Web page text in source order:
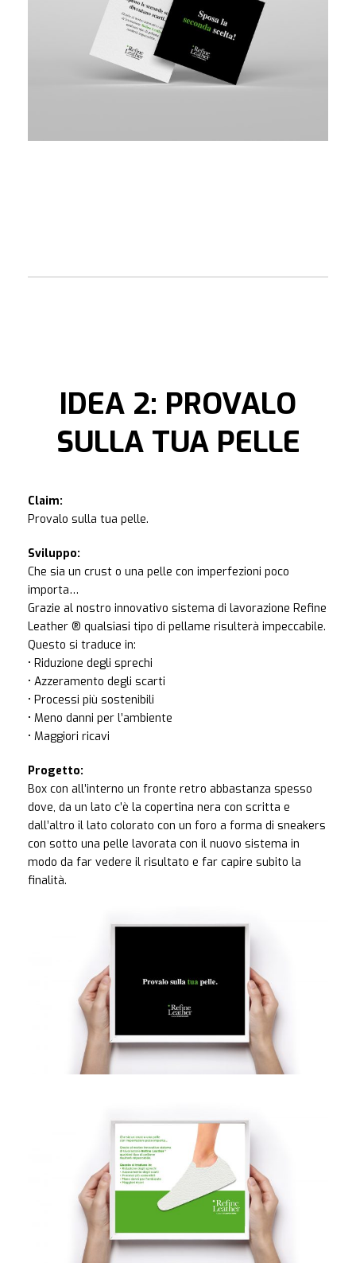
IDEA 2: PROVALO
SULLA TUA PELLE
Claim:
Provalo sulla tua pelle.
Sviluppo:
Che sia un crust o una pelle con imperfezioni poco
importa…
Grazie al nostro innovativo sistema di lavorazione Refine
Leather ® qualsiasi tipo di pellame risulterà impeccabile.
Questo si traduce in:
• Riduzione degli sprechi
• Azzeramento degli scarti
• Processi più sostenibili
• Meno danni per l’ambiente
• Maggiori ricavi
Progetto:
Box con all’interno un fronte retro abbastanza spesso
dove, da un lato c’è la copertina nera con scritta e
dall’altro il lato colorato con un foro a forma di sneakers
con sotto una pelle lavorata con il nuovo sistema in
modo da far vedere il risultato e far capire subito la
finalità.